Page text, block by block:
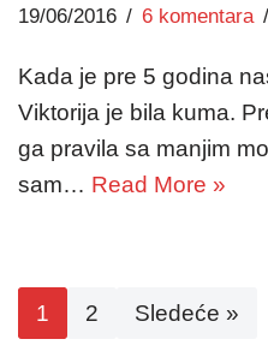
19/06/2016 6 komentara
Kada je pre 5 godina
Viktorija je bila kuma.
ga pravila sa manjim
sam… Read More »
1 2 Sledeće »